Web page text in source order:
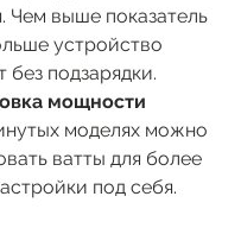
Чем выше показатель
устройство
без подзарядки.
мощности
моделях можно
ватты для более
под себя.